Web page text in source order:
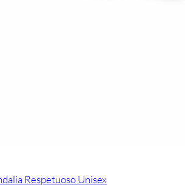
Respetuoso Unisex